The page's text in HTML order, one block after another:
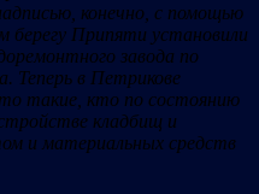
конечно, с помощью
Припяти установили
завода по
Теперь в Петрикове
то такие, кто по состоянию
кладбищ и
и материальных средств